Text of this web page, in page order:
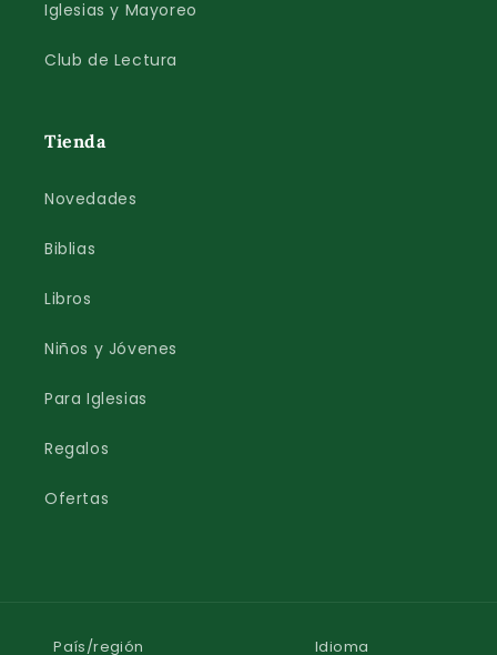
Iglesias y Mayoreo
Club de Lectura
Tienda
Novedades
Biblias
Libros
Niños y Jóvenes
Para Iglesias
Regalos
Ofertas
País/región Idioma